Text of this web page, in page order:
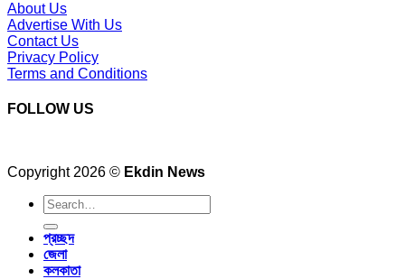
About Us
Advertise With Us
Contact Us
Privacy Policy
Terms and Conditions
FOLLOW US
Copyright 2026 © Ekdin News
প্রচ্ছদ
জেলা
কলকাতা